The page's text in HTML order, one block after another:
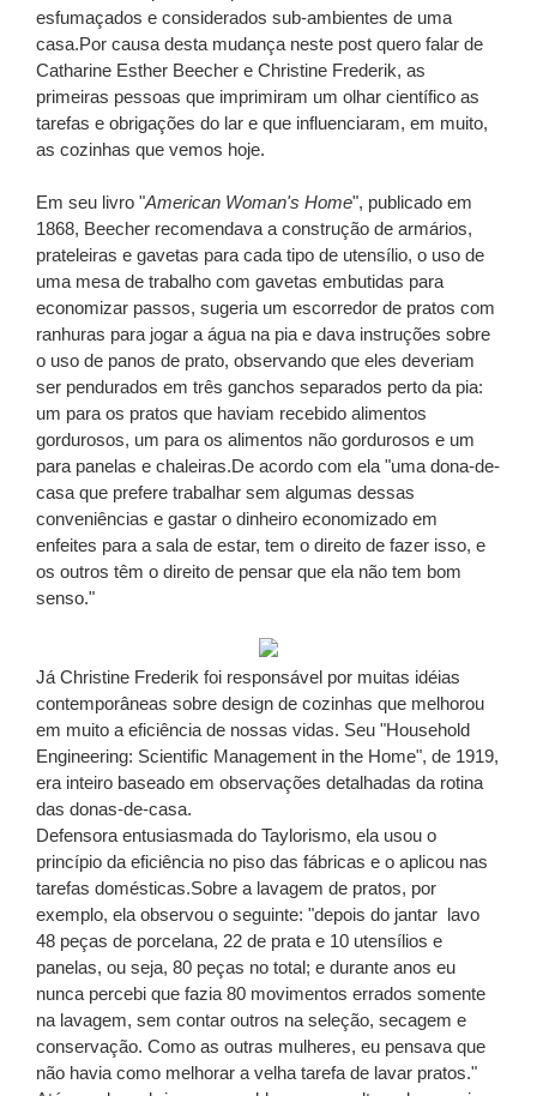
esfumaçados e considerados sub-ambientes de uma
casa.Por causa desta mudança neste post quero falar de
Catharine Esther Beecher e Christine Frederik, as
primeiras pessoas que imprimiram um olhar científico as
tarefas e obrigações do lar e que influenciaram, em muito,
as cozinhas que vemos hoje.
Em seu livro "American Woman's Home", publicado em
1868, Beecher recomendava a construção de armários,
prateleiras e gavetas para cada tipo de utensílio, o uso de
uma mesa de trabalho com gavetas embutidas para
economizar passos, sugeria um escorredor de pratos com
ranhuras para jogar a água na pia e dava instruções sobre
o uso de panos de prato, observando que eles deveriam
ser pendurados em três ganchos separados perto da pia:
um para os pratos que haviam recebido alimentos
gordurosos, um para os alimentos não gordurosos e um
para panelas e chaleiras.De acordo com ela "uma dona-de-
casa que prefere trabalhar sem algumas dessas
conveniências e gastar o dinheiro economizado em
enfeites para a sala de estar, tem o direito de fazer isso, e
os outros têm o direito de pensar que ela não tem bom
senso."
Já Christine Frederik foi responsável por muitas idéias
contemporâneas sobre design de cozinhas que melhorou
em muito a eficiência de nossas vidas. Seu "Household
Engineering: Scientific Management in the Home", de 1919,
era inteiro baseado em observações detalhadas da rotina
das donas-de-casa.
Defensora entusiasmada do Taylorismo, ela usou o
princípio da eficiência no piso das fábricas e o aplicou nas
tarefas domésticas.Sobre a lavagem de pratos, por
exemplo, ela observou o seguinte: "depois do jantar lavo
48 peças de porcelana, 22 de prata e 10 utensílios e
panelas, ou seja, 80 peças no total; e durante anos eu
nunca percebi que fazia 80 movimentos errados somente
na lavagem, sem contar outros na seleção, secagem e
conservação. Como as outras mulheres, eu pensava que
não havia como melhorar a velha tarefa de lavar pratos."